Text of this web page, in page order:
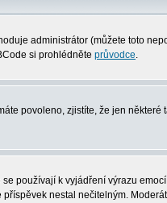
administrátor (můžete toto
si prohlédněte průvodce.
povoleno, zjistíte, že jen některé
používají k vyjádření výrazu
nestal nečitelným.